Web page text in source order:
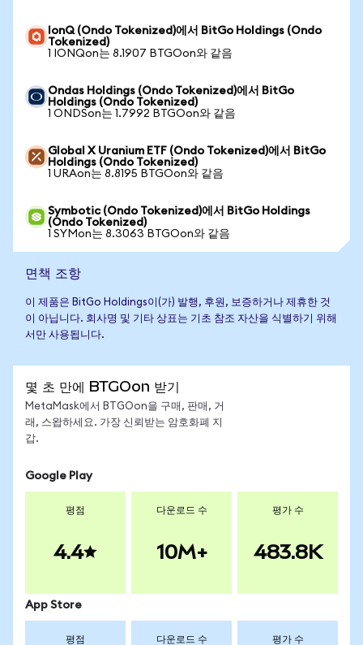
IonQ (Ondo Tokenized)에서 BitGo Holdings (Ondo
Tokenized)
1 IONQon는 8.1907 BTGOon와 같음
Ondas Holdings (Ondo Tokenized)에서 BitGo
Holdings (Ondo Tokenized)
1 ONDSon는 1.7992 BTGOon와 같음
Global X Uranium ETF (Ondo Tokenized)에서 BitGo
Holdings (Ondo Tokenized)
1 URAon는 8.8195 BTGOon와 같음
Symbotic (Ondo Tokenized)에서 BitGo Holdings
(Ondo Tokenized)
1 SYMon는 8.3063 BTGOon와 같음
면책 조항
이 제품은 BitGo Holdings이(가) 발행, 후원, 보증하거나 제휴한 것
이 아닙니다. 회사명 및 기타 상표는 기초 참조 자산을 식별하기 위해
서만 사용됩니다.
몇 초 만에 BTGOon 받기
MetaMask에서 BTGOon을 구매, 판매, 거
래, 스왑하세요. 가장 신뢰받는 암호화폐 지
갑.
Google Play
평점
4.4
다운로드 수
10M+
평가 수
483.8K
App Store
평점 다운로드 수 평가 수